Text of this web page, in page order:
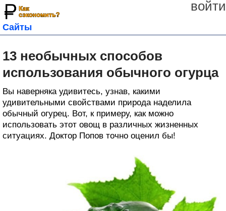
войти
Сайты
13 необычных способов
использования обычного огурца
Вы наверняка удивитесь, узнав, какими
удивительными свойствами природа наделила
обычный огурец. Вот, к примеру, как можно
использовать этот овощ в различных жизненных
ситуациях. Доктор Попов точно оценил бы!